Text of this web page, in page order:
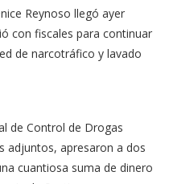
Reynoso llegó ayer
con fiscales para continuar
de narcotráfico y la­vado
de Control de Drogas
ad­juntos, apresaron a dos
cuantiosa su­ma de dinero